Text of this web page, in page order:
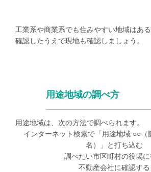
工業系や商業系でも住みやすい地域はあ
確認したうえで現地も確認しましょう。
用途地域の調べ方
用途地域は、次の方法で調べられます。
インターネット検索で「用途地域 ○○（
名）」と打ち込む
調べたい市区町村の役場に
不動産会社に確認する